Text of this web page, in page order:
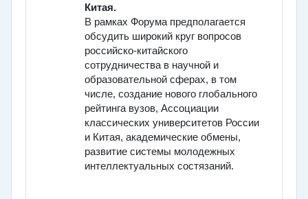
Китая.
В рамках Форума предполагается
обсудить широкий круг вопросов
российско-китайского
сотрудничества в научной и
образовательной сферах, в том
числе, создание нового глобального
рейтинга вузов, Ассоциации
классических университетов России
и Китая, академические обмены,
развитие системы молодежных
интеллектуальных состязаний.